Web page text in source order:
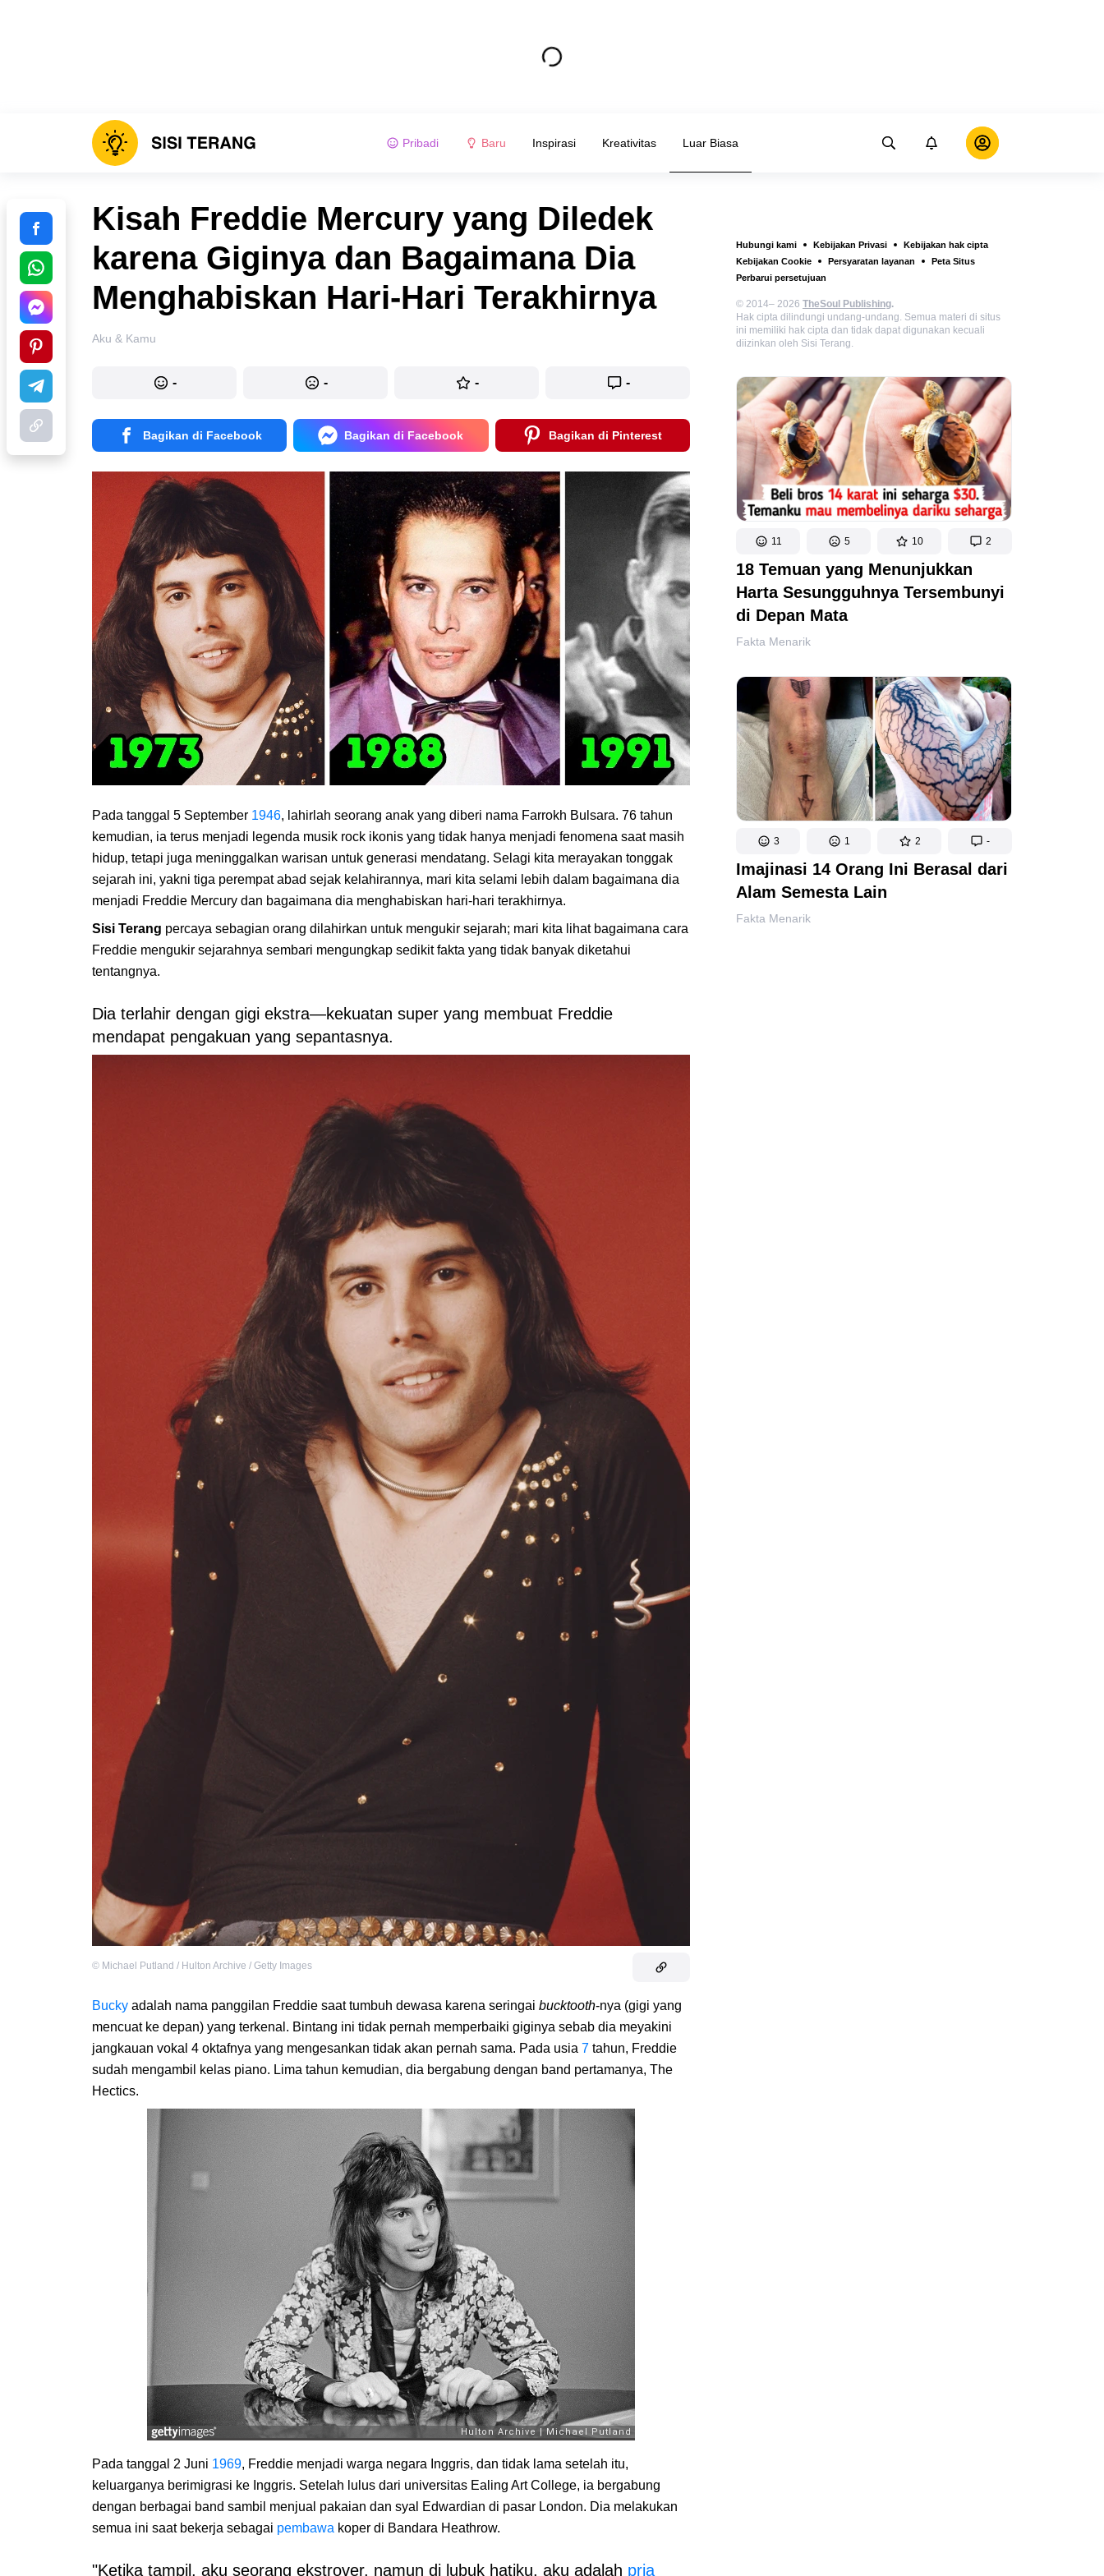
Pribadi Baru Inspirasi Kreativitas Luar Biasa
Hubungi kami Kebijakan Privasi
Kebijakan hak cipta
Kebijakan Cookie
Persyaratan layanan
Peta Situs
Perbarui persetujuan
© 2014– 2026 TheSoul Publishing.
Hak cipta dilindungi undang-undang. Semua materi di situs
ini memiliki hak cipta dan tidak dapat digunakan kecuali
diizinkan oleh Sisi Terang.
11 5 10 2
18 Temuan yang Menunjukkan
Harta Sesungguhnya Tersembunyi
di Depan Mata
Fakta Menarik
3 1 2 -
Imajinasi 14 Orang Ini Berasal dari
Alam Semesta Lain
Fakta Menarik
Kisah Freddie Mercury yang Diledek
karena Giginya dan Bagaimana Dia
Menghabiskan Hari-Hari Terakhirnya
Aku & Kamu
- - - -
Bagikan di Facebook Bagikan di Facebook Bagikan di Pinterest
Pada tanggal 5 September 1946, lahirlah seorang anak yang diberi nama Farrokh Bulsara. 76 tahun
kemudian, ia terus menjadi legenda musik rock ikonis yang tidak hanya menjadi fenomena saat masih
hidup, tetapi juga meninggalkan warisan untuk generasi mendatang. Selagi kita merayakan tonggak
sejarah ini, yakni tiga perempat abad sejak kelahirannya, mari kita selami lebih dalam bagaimana dia
menjadi Freddie Mercury dan bagaimana dia menghabiskan hari-hari terakhirnya.
Sisi Terang percaya sebagian orang dilahirkan untuk mengukir sejarah; mari kita lihat bagaimana cara
Freddie mengukir sejarahnya sembari mengungkap sedikit fakta yang tidak banyak diketahui
tentangnya.
Dia terlahir dengan gigi ekstra—kekuatan super yang membuat Freddie
mendapat pengakuan yang sepantasnya.
© Michael Putland / Hulton Archive / Getty Images
Bucky adalah nama panggilan Freddie saat tumbuh dewasa karena seringai bucktooth-nya (gigi yang
mencuat ke depan) yang terkenal. Bintang ini tidak pernah memperbaiki giginya sebab dia meyakini
jangkauan vokal 4 oktafnya yang mengesankan tidak akan pernah sama. Pada usia 7 tahun, Freddie
sudah mengambil kelas piano. Lima tahun kemudian, dia bergabung dengan band pertamanya, The
Hectics.
Pada tanggal 2 Juni 1969, Freddie menjadi warga negara Inggris, dan tidak lama setelah itu,
keluarganya berimigrasi ke Inggris. Setelah lulus dari universitas Ealing Art College, ia bergabung
dengan berbagai band sambil menjual pakaian dan syal Edwardian di pasar London. Dia melakukan
semua ini saat bekerja sebagai pembawa koper di Bandara Heathrow.
"Ketika tampil, aku seorang ekstrover, namun di lubuk hatiku, aku adalah pria